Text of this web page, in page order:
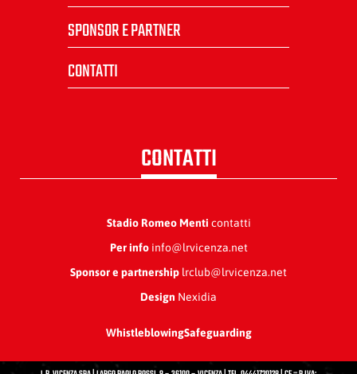
SPONSOR E PARTNER
CONTATTI
CONTATTI
Stadio Romeo Menti contatti
Per infoinfo@lrvicenza.net
Sponsor e partnership lrclub@lrvicenza.net
Design Nexidia
WhistleblowingSafeguarding